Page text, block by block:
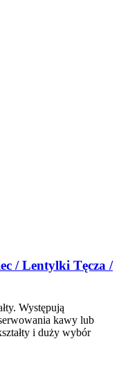
/ Lentylki Tęcza /
Występują
kawy lub
i duży wybór